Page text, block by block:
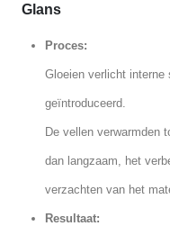
Glans
Proces:
Gloeien verlicht interne
geïntroduceerd.
De vellen verwarmden
dan langzaam, het
verzachten van het
Resultaat: